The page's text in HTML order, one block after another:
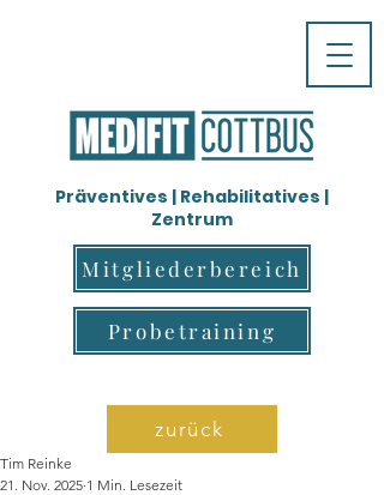
Präventives | Rehabilitatives |
Zentrum
Mitgliederbereich
Probetraining
zurück
Tim Reinke
21. Nov. 2025 1 Min. Lesezeit